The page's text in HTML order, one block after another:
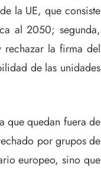
la UE, que consiste
al 2050; segunda,
rechazar la firma del
de las unidades
que quedan fuera de
por grupos de
europeo, sino que